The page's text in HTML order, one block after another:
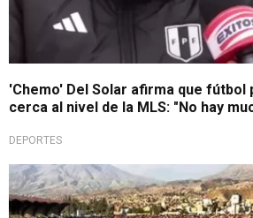
'Chemo' Del Solar afirma que fútbol
cerca al nivel de la MLS: "No hay
DEPORTES
Se le va de las manos